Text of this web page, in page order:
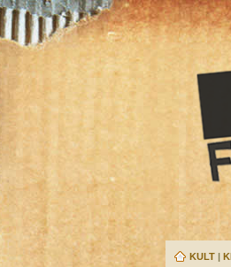
KULT |